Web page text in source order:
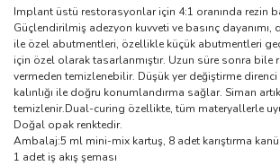
Implant üstü restorasyonlar için 4:1 oranında rezin
Güçlendirilmiş adezyon kuvveti ve basınç dayanımı,
ile özel abutmentleri, özellikle küçük abutmentleri
için özel olarak tasarlanmıştır. Uzun süre sonra bile
vermeden temizlenebilir. Düşük yer değiştirme
kalınlığı ile doğru konumlandırma sağlar. Siman
temizlenir.Dual-curing özellikte, tüm materyallerle
Doğal opak renktedir.
Ambalaj:5 ml mini-mix kartuş, 8 adet karıştırma
1 adet iş akış şeması